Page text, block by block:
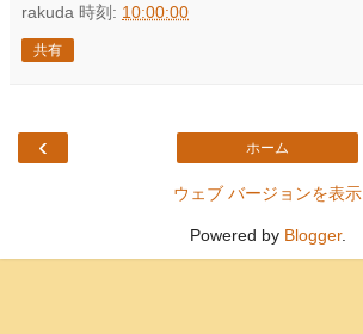
rakuda 時刻: 10:00:00
共有
‹ ホーム
ウェブ バージョンを表示
Powered by Blogger.